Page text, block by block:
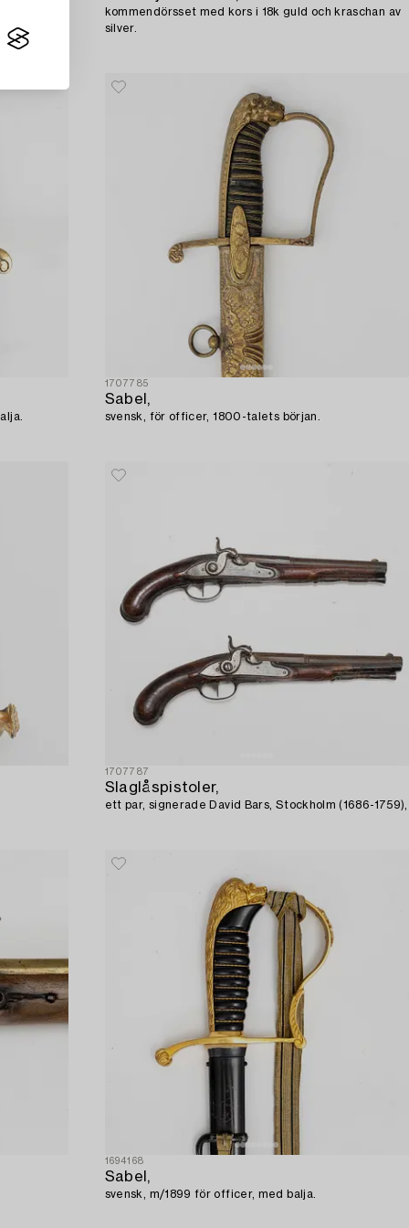
kommendörsset med kors i 18k guld och kraschan av
silver.
1707785
Sabel,
svensk, för officer, 1800-talets början.
1707787
Slaglåspistoler,
ett par, signerade David Bars, Stockholm (1686-1759),
1694168
Sabel,
svensk, m/1899 för officer, med balja.